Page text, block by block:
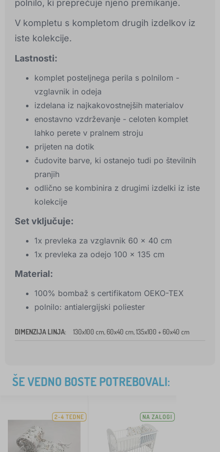
polnilo, ki preprečuje njeno premikanje.
V kompletu s kompletom drugih izdelkov iz
iste kolekcije.
Lastnosti:
komplet posteljnega perila s polnilom -
vzglavnik in odeja
izdelana iz najkakovostnejših materialov
enostavno vzdrževanje - celoten komplet
lahko perete v pralnem stroju
prijeten na dotik
čudovite barve, ki ostanejo tudi po številnih
pranjih
odlično se kombinira z drugimi izdelki iz iste
kolekcije
Set vključuje:
1x prevleka za vzglavnik 60 x 40 cm
1x prevleka za odejo 100 x 135 cm
Material:
100% bombaž s certifikatom OEKO-TEX
polnilo: antialergijski poliester
DIMENZIJA LINJA: 130x100 cm, 60x40 cm, 135x100 + 60x40 cm
ŠE VEDNO BOSTE POTREBOVALI:
2-4 TEDNE NA ZALOGI